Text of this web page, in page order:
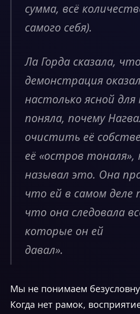
сумма, всё
самого себя).
Ла Горда сказала,
демонстрация
настолько ясной
поняла, почему
очистить её
её «остров тоналя»,
называл это. Она
что ей в самом деле
что она следовала
которые он ей
давал».
Мы не понимаем
Когда нет рамок,